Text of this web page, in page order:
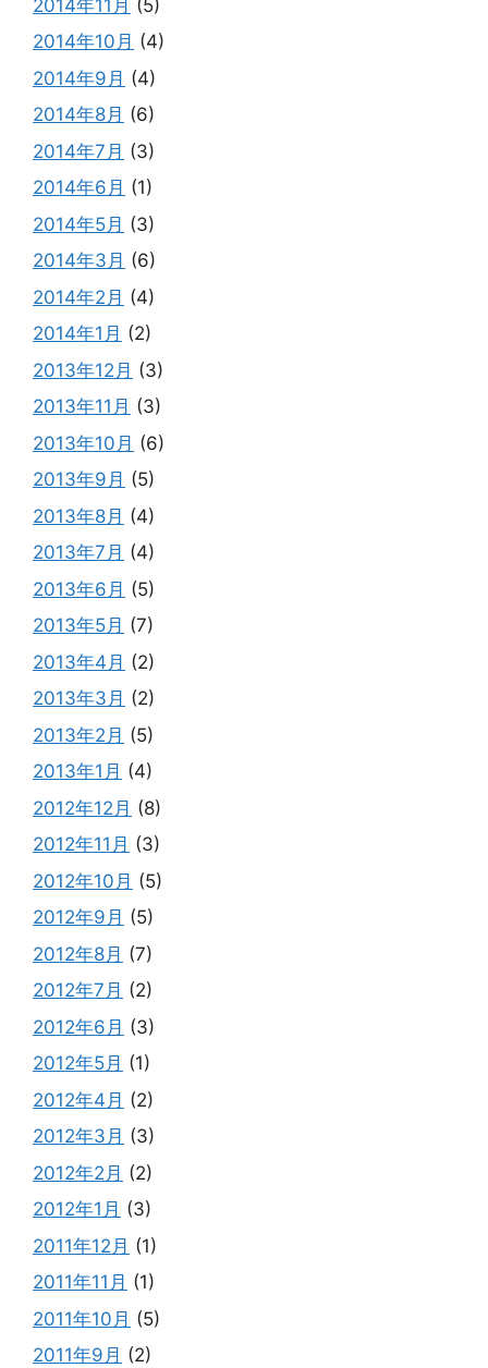
2014年11月 (5)
2014年10月 (4)
2014年9月 (4)
2014年8月 (6)
2014年7月 (3)
2014年6月 (1)
2014年5月 (3)
2014年3月 (6)
2014年2月 (4)
2014年1月 (2)
2013年12月 (3)
2013年11月 (3)
2013年10月 (6)
2013年9月 (5)
2013年8月 (4)
2013年7月 (4)
2013年6月 (5)
2013年5月 (7)
2013年4月 (2)
2013年3月 (2)
2013年2月 (5)
2013年1月 (4)
2012年12月 (8)
2012年11月 (3)
2012年10月 (5)
2012年9月 (5)
2012年8月 (7)
2012年7月 (2)
2012年6月 (3)
2012年5月 (1)
2012年4月 (2)
2012年3月 (3)
2012年2月 (2)
2012年1月 (3)
2011年12月 (1)
2011年11月 (1)
2011年10月 (5)
2011年9月 (2)